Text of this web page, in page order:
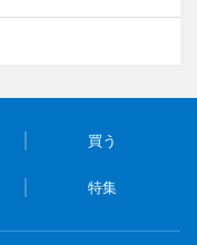
買う
特集